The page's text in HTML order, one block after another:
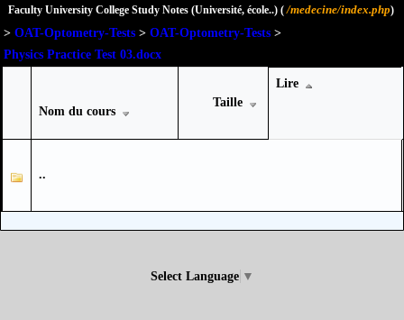
Faculty University College Study Notes (Université, école..) ( /medecine/index.php)
> OAT-Optometry-Tests > OAT-Optometry-Tests >
Physics Practice Test 03.docx
Nom du cours
Taille
Lire
..
Select Language ▼